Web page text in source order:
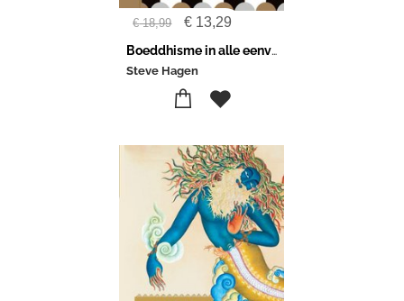
€18,99 € 13,29
Boeddhisme in alle eenvoud
Steve Hagen